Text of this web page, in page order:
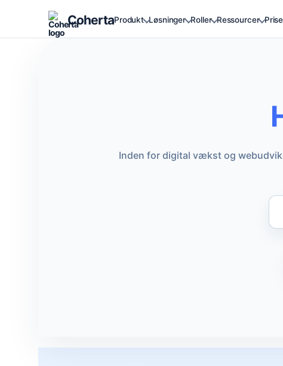
CohertaProdukt Løsninger Roller Ressourcer
Inden for digital vækst og